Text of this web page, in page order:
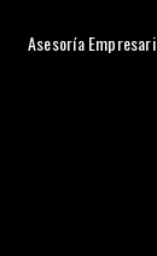
Asesoría